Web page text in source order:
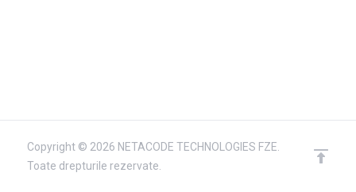
Copyright © 2026 NETACODE TECHNOLOGIES FZE.
Toate drepturile rezervate.